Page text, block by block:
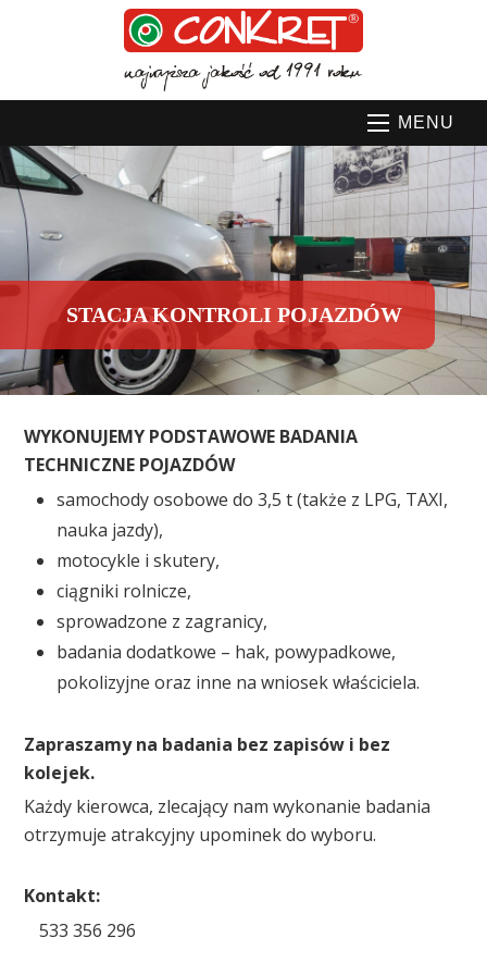
MENU
STACJA KONTROLI POJAZDÓW
WYKONUJEMY PODSTAWOWE BADANIA
TECHNICZNE POJAZDÓW
samochody osobowe do 3,5 t (także z LPG, TAXI,
nauka jazdy),
motocykle i skutery,
ciągniki rolnicze,
sprowadzone z zagranicy,
badania dodatkowe – hak, powypadkowe,
pokolizyjne oraz inne na wniosek właściciela.
Zapraszamy na badania bez zapisów i bez
kolejek.
Każdy kierowca, zlecający nam wykonanie badania
otrzymuje atrakcyjny upominek do wyboru.
Kontakt:
533 356 296